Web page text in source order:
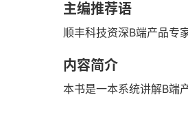
发行日期
主编推荐语
顺丰科技资深B端产品专
内容简介
本书是一本系统讲解B端